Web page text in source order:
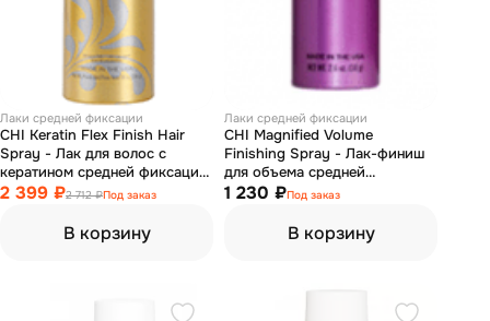
Лаки средней фиксации
CHI Keratin Flex Finish Hair
Spray - Лак для волос с
кератином средней фиксации
284 г
2 399 ₽2 712 ₽Под заказ
В корзину
Лаки средней фиксации
CHI Magnified Volume
Finishing Spray - Лак-финиш
для объема средней
фиксации 74 гр
1 230 ₽Под заказ
В корзину